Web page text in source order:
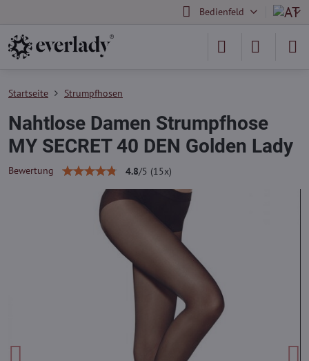
Bedienfeld
Startseite Strumpfhosen
Nahtlose Damen Strumpfhose
MY SECRET 40 DEN Golden Lady
Bewertung 4.8/5 (15x)